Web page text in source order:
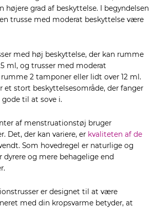
højere grad af beskyttelse. I begyndelsen
trusse med moderat beskyttelse være
med høj beskyttelse, der kan rumme
ml, og trusser med moderat
2 tamponer eller lidt over 12 ml.
et stort beskyttelsesområde, der fanger
til at sove i.
af menstruationstøj bruger
Det, der kan variere, er kvaliteten af de
Som hovedregel er naturlige og
dyrere og mere behagelige end
er designet til at være
med din kropsvarme betyder, at